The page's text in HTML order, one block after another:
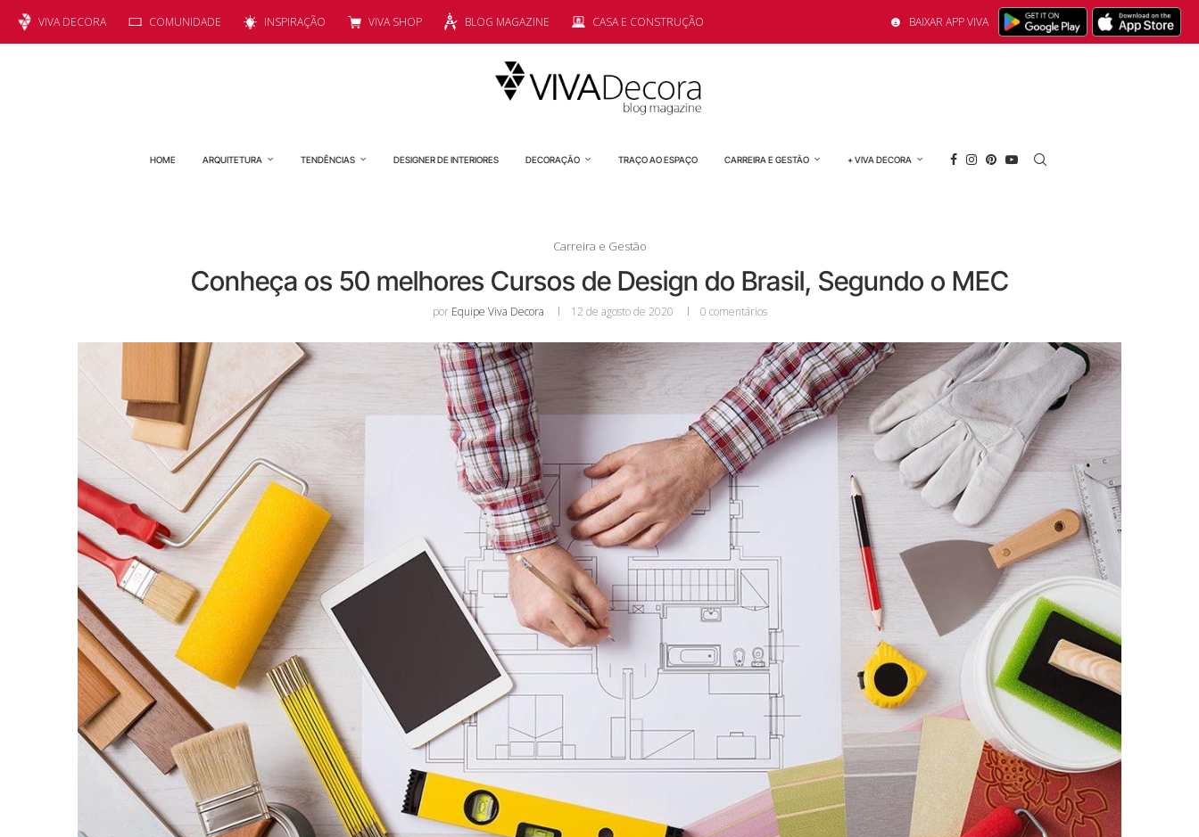
VIVA DECORA COMUNIDADE INSPIRAÇÃO VIVA SHOP BLOG MAGAZINE CASA E CONSTRUÇÃO BAIXAR APP VIVA
HOME ARQUITETURA TENDÊNCIAS DESIGNER DE INTERIORES DECORAÇÃO TRAÇO AO ESPAÇO CARREIRA E GESTÃO + VIVA DECORA
Carreira e Gestão
Conheça os 50 melhores Cursos de Design do Brasil, Segundo o MEC
por Equipe Viva Decora 12 de agosto de 2020 0 comentários